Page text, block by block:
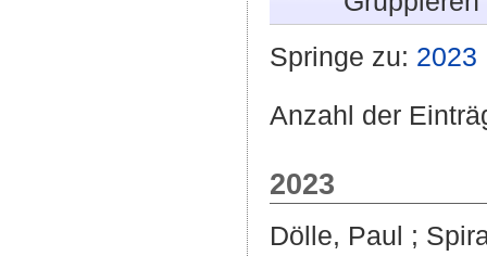
Springe zu: 2023
Anzahl der
2023
Dölle, Paul ;